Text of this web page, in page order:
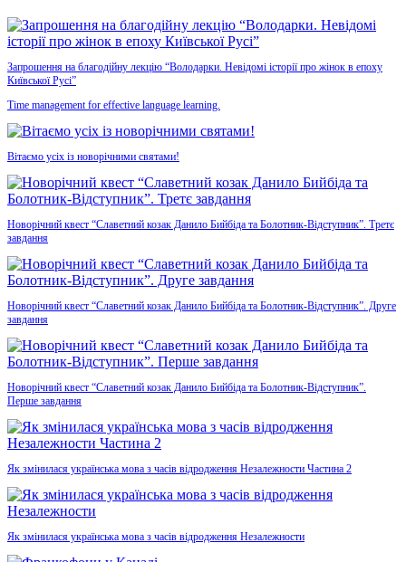
Запрошення на благодійну лекцію “Володарки. Невідомі історії про жінок в епоху
Київської Русі”
Time management for effective language learning.
Вітаємо усіх із новорічними святами!
Новорічний квест “Славетний козак Данило Бийбіда та Болотник-Відступник”. Третє
завдання
Новорічний квест “Славетний козак Данило Бийбіда та Болотник-Відступник”. Друге
завдання
Новорічний квест “Славетний козак Данило Бийбіда та Болотник-Відступник”.
Перше завдання
Як змінилася українська мова з часів відродження Незалежности Частина 2
Як змінилася українська мова з часів відродження Незалежности